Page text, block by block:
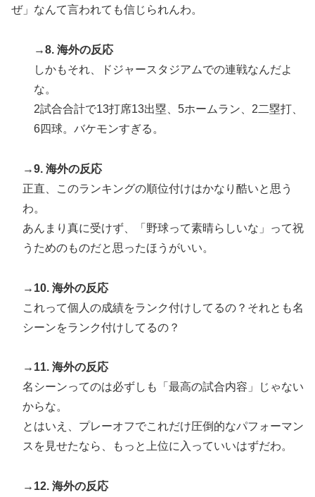
ぜ」なんて言われても信じられんわ。
→8. 海外の反応
しかもそれ、ドジャースタジアムでの連戦なんだよ
な。
2試合合計で13打席13出塁、5ホームラン、2二塁打、
6四球。バケモンすぎる。
→9. 海外の反応
正直、このランキングの順位付けはかなり酷いと思う
わ。
あんまり真に受けず、「野球って素晴らしいな」って祝
うためのものだと思ったほうがいい。
→10. 海外の反応
これって個人の成績をランク付けしてるの？それとも名
シーンをランク付けしてるの？
→11. 海外の反応
名シーンってのは必ずしも「最高の試合内容」じゃない
からな。
とはいえ、プレーオフでこれだけ圧倒的なパフォーマン
スを見せたなら、もっと上位に入っていいはずだわ。
→12. 海外の反応